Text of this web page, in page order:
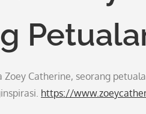
Catherine, seorang
https://